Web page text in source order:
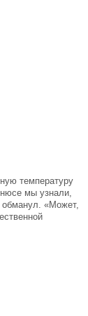
температуру
мы узнали,
обманул. «Может,